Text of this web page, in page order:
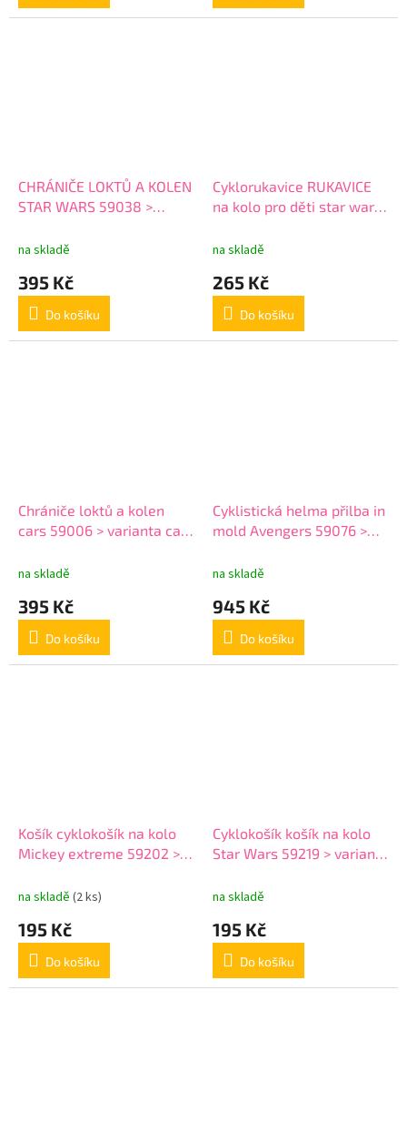
CHRÁNIČE LOKTŮ A KOLEN
STAR WARS 59038 >
59038
na skladě
395 Kč
Do košíku
Cyklorukavice RUKAVICE
na kolo pro děti star wars
wars BB8 59039
na skladě
265 Kč
Do košíku
Chrániče loktů a kolen
cars 59006 > varianta cars
na skladě
395 Kč
Do košíku
Cyklistická helma přilba in
mold Avengers 59076 >
na skladě
945 Kč
Do košíku
Košík cyklokošík na kolo
Mickey extreme 59202 >
na skladě (2 ks)
195 Kč
Do košíku
Cyklokošík košík na kolo
Star Wars 59219 > varianta
na skladě
195 Kč
Do košíku